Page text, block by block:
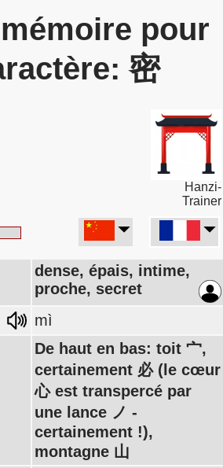
pour
密
Hanzi-
Trainer
dense, épais, intime,
proche, secret
mì
De haut en bas: toit 宀,
certainement 必 (le cœur
心 est transpercé par
une lance ノ -
certainement !),
montagne 山